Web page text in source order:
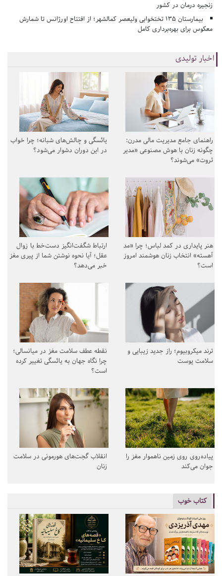
زنجیره درمان در کشور
بیمارستان ۱۳۵ تختخوابی ولیعصر کمالشهر؛ از افتتاح اورژانس تا شمارش
معکوس برای بهره‌برداری کامل
اخبار تولیدی
راهنمای جامع مدیریت مالی مدرن:
چگونه زنان با هوش مصنوعی «مدیر
ثروت» می‌شوند؟
یائسگی و چالش‌های شبانه؛ چرا خواب
در این دوران دشوار می‌شود؟
هنر پایداری در کمد لباس؛ چرا «مد
آهسته» انتخاب زنان هوشمند امروز
است؟
ارتباط شگفت‌انگیز دست‌خط با زوال
عقل؛ آیا نحوه نوشتن شما از پیری مغز
خبر می‌دهد؟
ترند میکروبیوم؛ راز جدید زیبایی و
سلامت پوست
نقطه عطف سلامت مغز در میانسالی؛
چرا نگاه جهان به یائسگی تغییر کرده
است؟
پیاده‌روی روی زمین ناهموار مغز را
جوان می‌کند
انقلاب گجت‌های هورمونی در سلامت
زنان
کتاب خوب